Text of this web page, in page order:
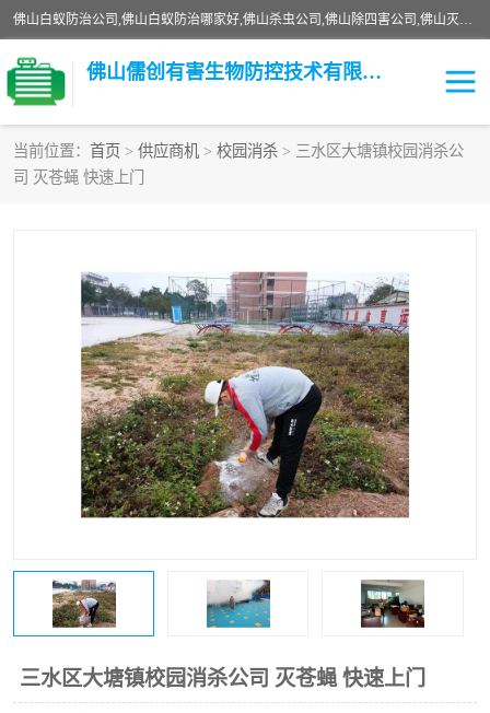
佛山白蚁防治公司,佛山白蚁防治哪家好,佛山杀虫公司,佛山除四害公司,佛山灭白蚁公司,佛山白蚁防治佛山儒创有害生物防治有限公司是一家佛山杀虫公司、佛山除四害公司、佛山灭白蚁公司、佛山白蚁防治公司，让您远离虫害困扰。要问佛山白蚁防治哪家好？佛山儒创有害生物防治有限公司全佛山、广州，正规公司，上门勘查，可靠，售后有保障。
佛山儒创有害生物防控技术有限公司
当前位置： 首页 > 供应商机 > 校园消杀 > 三水区大塘镇校园消杀公
司 灭苍蝇 快速上门
三水区大塘镇校园消杀公司 灭苍蝇 快速上门
白蚁消杀
除四害 食堂消杀
校园消杀 园区消杀
害虫防治